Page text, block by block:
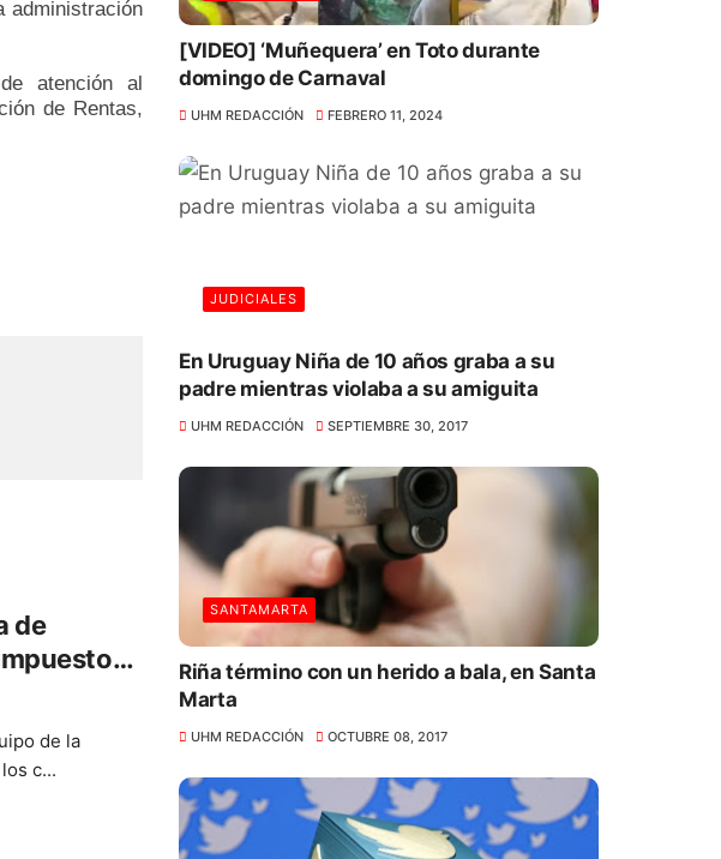
administración
atención al
de Rentas,
de
de la
c...
[VIDEO] ‘Muñequera’ en Toto durante
domingo de Carnaval
UHM REDACCIÓN FEBRERO 11, 2024
JUDICIALES
En Uruguay Niña de 10 años graba a su
padre mientras violaba a su amiguita
UHM REDACCIÓN SEPTIEMBRE 30, 2017
SANTAMARTA
Riña término con un herido a bala, en Santa
Marta
UHM REDACCIÓN OCTUBRE 08, 2017